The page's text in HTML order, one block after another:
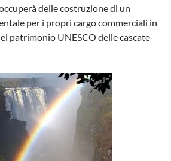
delle costruzione di un
per i propri cargo commerciali in
patrimonio UNESCO delle cascate